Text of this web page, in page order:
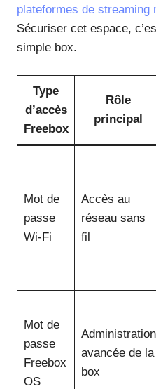
plateformes de streaming
Sécuriser cet espace,
simple box.
Type
d’accès
Freebox
Rôle
principal
Mot de
passe
Wi-Fi
Accès au
réseau sans
fil
Mot de
passe
Freebox
OS
Administration
avancée de la
box